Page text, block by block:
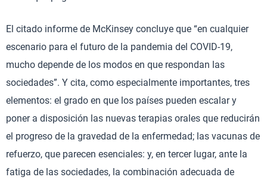
El citado informe de McKinsey concluye que “en cualquier
escenario para el futuro de la pandemia del COVID-19,
mucho depende de los modos en que respondan las
sociedades”. Y cita, como especialmente importantes, tres
elementos: el grado en que los países pueden escalar y
poner a disposición las nuevas terapias orales que reducirán
el progreso de la gravedad de la enfermedad; las vacunas de
refuerzo, que parecen esenciales: y, en tercer lugar, ante la
fatiga de las sociedades, la combinación adecuada de